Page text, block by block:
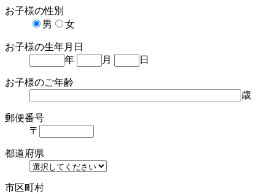
お子様の性別
男
女
お子様の生年月日
年
月 日
お子様のご年齢
歳
郵便番号
〒
都道府県
市区町村